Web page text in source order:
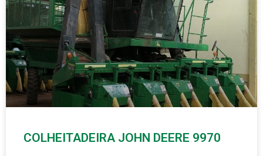
COLHEITADEIRA JOHN DEERE 9970